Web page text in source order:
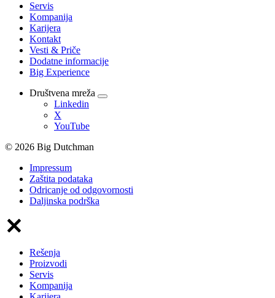
Servis
Kompanija
Karijera
Kontakt
Vesti & Priče
Dodatne informacije
Big Experience
Društvena mreža
Linkedin
X
YouTube
© 2026 Big Dutchman
Impressum
Zaštita podataka
Odricanje od odgovornosti
Daljinska podrška
Rešenja
Proizvodi
Servis
Kompanija